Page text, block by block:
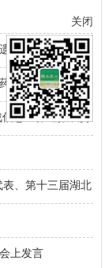
关闭
黄梅戏传承人杨
质量良莠不齐，
系
息工作通报表扬
表、第十三届湖北
上发言